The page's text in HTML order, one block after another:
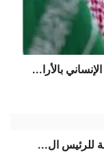
بالأرا...
للرئيس ال...